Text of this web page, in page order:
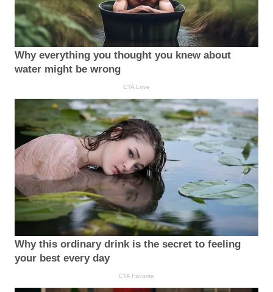
Why everything you thought you knew about
water might be wrong
CTA Love
Why this ordinary drink is the secret to feeling
your best every day
CTA Favorite